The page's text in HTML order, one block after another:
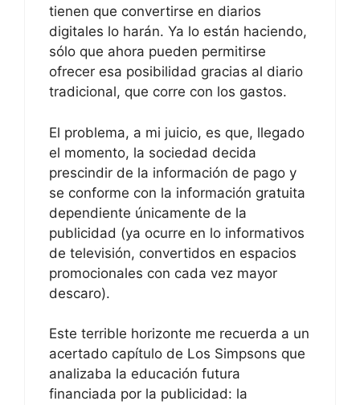
tienen que convertirse en diarios
digitales lo harán. Ya lo están haciendo,
sólo que ahora pueden permitirse
ofrecer esa posibilidad gracias al diario
tradicional, que corre con los gastos.
El problema, a mi juicio, es que, llegado
el momento, la sociedad decida
prescindir de la información de pago y
se conforme con la información gratuita
dependiente únicamente de la
publicidad (ya ocurre en lo informativos
de televisión, convertidos en espacios
promocionales con cada vez mayor
descaro).
Este terrible horizonte me recuerda a un
acertado capítulo de Los Simpsons que
analizaba la educación futura
financiada por la publicidad: la